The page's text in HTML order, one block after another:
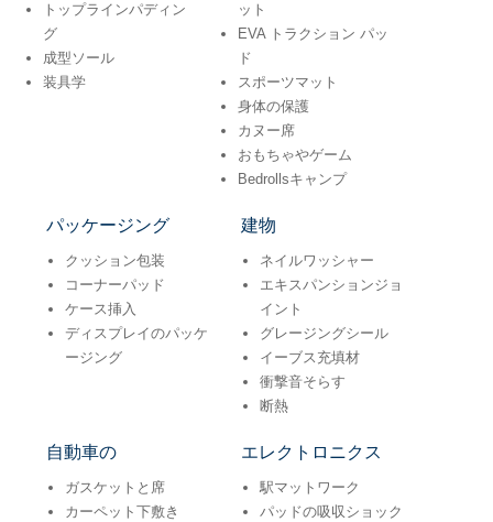
トップラインパディン
グ
成型ソール
装具学
ット
EVA トラクション パッ
ド
スポーツマット
身体の保護
カヌー席
おもちゃやゲーム
Bedrollsキャンプ
パッケージング
クッション包装
コー​​ナーパッド
ケース挿入
ディスプレイのパッケ
ージング
建物
ネイルワッシャー
エキスパンションジョ
イント
グレージングシール
イーブス充填材
衝撃音そらす
断熱
自動車の
ガスケットと席
カーペット下敷き
エレクトロニクス
駅マットワーク
パッドの吸収ショック